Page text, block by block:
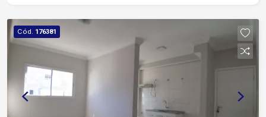
combustível e diversas opções de comércio e
serviços. Entre em contato e agende sua visita!
Cód. 176381